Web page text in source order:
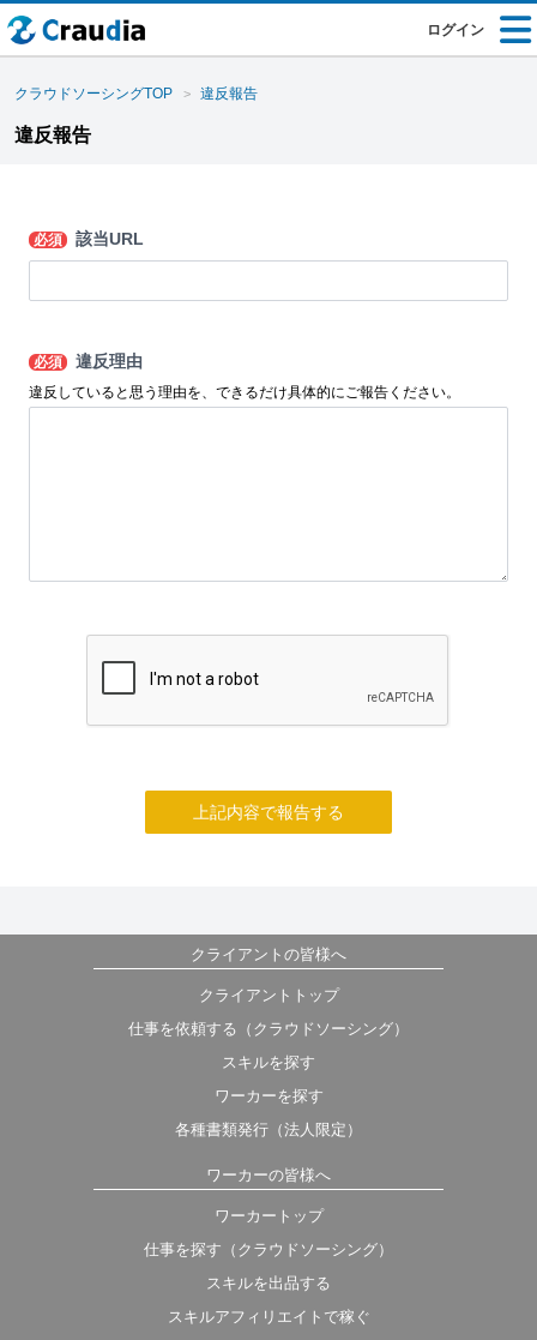
ログイン
クラウドソーシングTOP 違反報告
違反報告
必須 該当URL
必須 違反理由
違反していると思う理由を、できるだけ具体的にご報告ください。
上記内容で報告する
クライアントの皆様へ
クライアントトップ
仕事を依頼する（クラウドソーシング）
スキルを探す
ワーカーを探す
各種書類発行（法人限定）
ワーカーの皆様へ
ワーカートップ
仕事を探す（クラウドソーシング）
スキルを出品する
スキルアフィリエイトで稼ぐ